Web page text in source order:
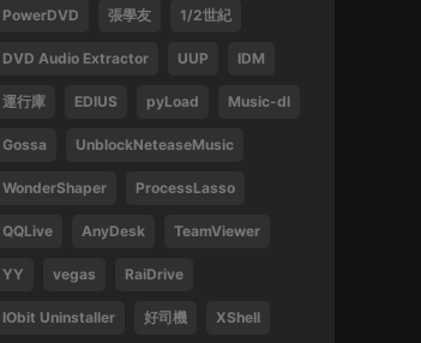
唱會香港站
13612396082 • 2024-09-27
感謝
來源： 林子祥&趙增熹 2013 絕對熹祥 演唱會 A
Tsang Hei 2013 Blu-ray 1080i AVC DTS-HD
470859 • 2024-09-03
PowerDVD 張學友 1/2世紀
DVD Audio Extractor UUP IDM
運行庫 EDIUS pyLoad Music-dl
Gossa UnblockNeteaseMusic
WonderShaper ProcessLasso
QQLive AnyDesk TeamViewer
YY vegas RaiDrive
IObit Uninstaller 好司機 XShell